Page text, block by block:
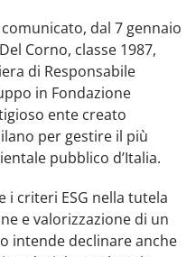
dal 7 gennaio
Corno, classe 1987,
di Responsabile
in Fondazione
ente creato
per gestire il più
pubblico d’Italia.
i criteri ESG nella tutela
e valorizzazione di un
intende declinare anche